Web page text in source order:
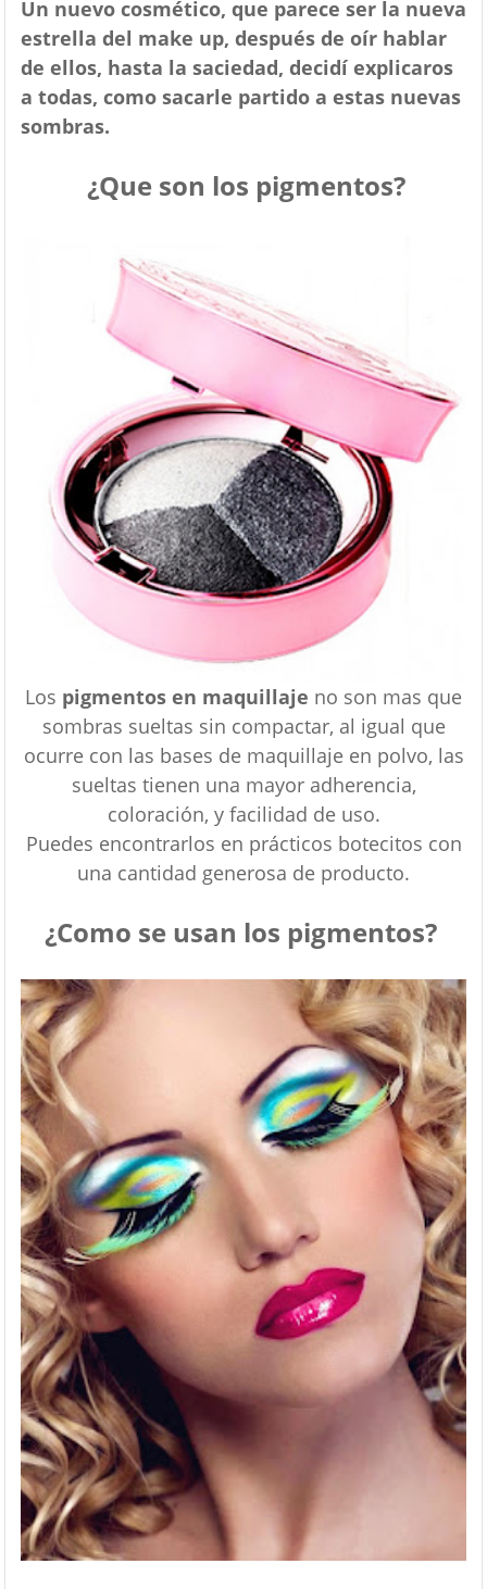
Un nuevo cosmético, que parece ser la nueva
estrella del make up, después de oír hablar
de ellos, hasta la saciedad, decidí explicaros
a todas, como sacarle partido a estas nuevas
sombras.
¿Que son los pigmentos?
Los pigmentos en maquillaje no son mas que
sombras sueltas sin compactar, al igual que
ocurre con las bases de maquillaje en polvo, las
sueltas tienen una mayor adherencia,
coloración, y facilidad de uso.
Puedes encontrarlos en prácticos botecitos con
una cantidad generosa de producto.
¿Como se usan los pigmentos?